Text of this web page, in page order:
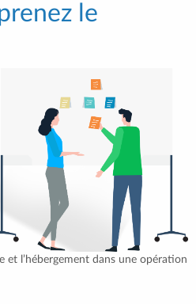
le
et l’hébergement dans une opération